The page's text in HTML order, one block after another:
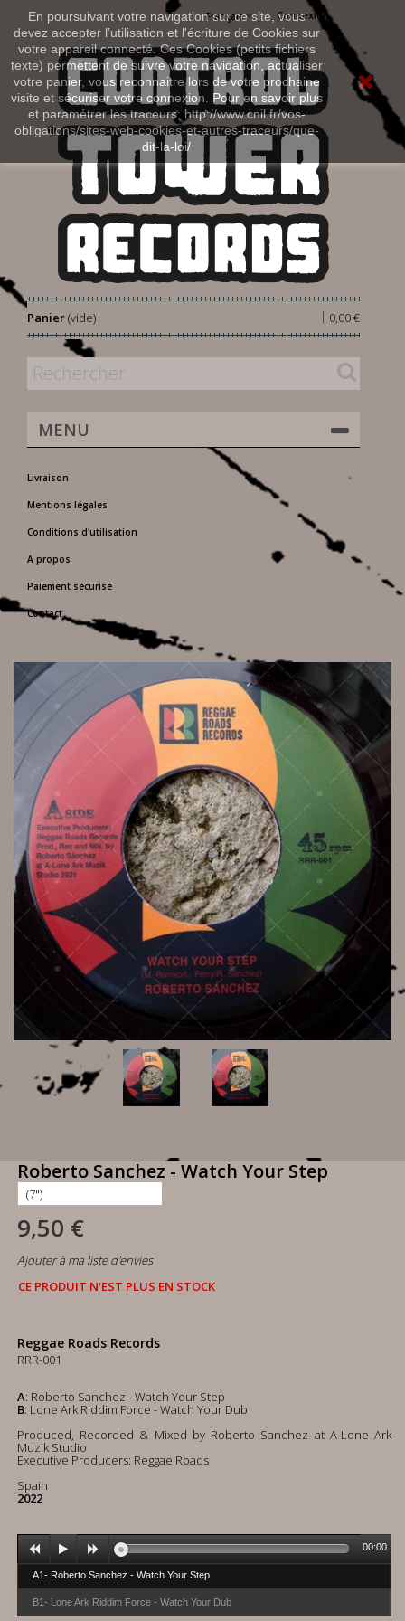
En poursuivant votre navigation sur ce site, vous
devez accepter l’utilisation et l'écriture de Cookies sur
votre appareil connecté. Ces Cookies (petits fichiers
texte) permettent de suivre votre navigation, actualiser
votre panier, vous reconnaitre lors de votre prochaine
visite et sécuriser votre connexion. Pour en savoir plus
et paramétrer les traceurs: http://www.cnil.fr/vos-
obligations/sites-web-cookies-et-autres-traceurs/que-
dit-la-loi/
Connexion
Français
Panier 0,00 €
|
(vide)
MENU
Livraison
Mentions légales
Conditions d'utilisation
A propos
Paiement sécurisé
Contact
Roberto Sanchez - Watch Your Step
9,50 €
Ajouter à ma liste d'envies
CE PRODUIT N'EST PLUS EN STOCK
Reggae Roads Records
RRR-001
A: Roberto Sanchez - Watch Your Step
B: Lone Ark Riddim Force - Watch Your Dub
Produced, Recorded & Mixed by Roberto Sanchez at A-Lone Ark
Muzik Studio
Executive Producers: Reggae Roads
Spain
2022
A1- Roberto Sanchez - Watch Your Step
B1- Lone Ark Riddim Force - Watch Your Dub
00:00